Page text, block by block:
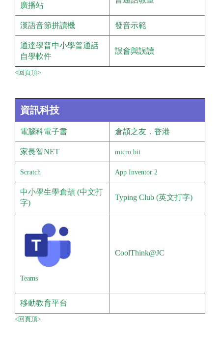
廣播站
漢語音節拼讀機 發音示範
通達學普中小學普通話
自學軟件
誤會與誤讀
<回頁頂>
資訊科技
電腦科電子書 倉頡之友．香港
家長智NET micro:bit
Scratch App Inventor 2
中小學生學倉頡 (中文打
字)
Typing Club (英文打字)
Teams
CoolThink@JC
移動教育平台
<回頁頂>